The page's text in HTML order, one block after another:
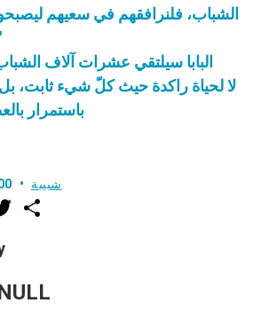
الشباب، فلنرافقهم في سعيهم ليصبحوا
البابا سيلتقي عشرات آلاف الشباب
لا لحياة راكدة حيث كلّ شيء ثابت، بل
باستمرار
شبيبة
w
r